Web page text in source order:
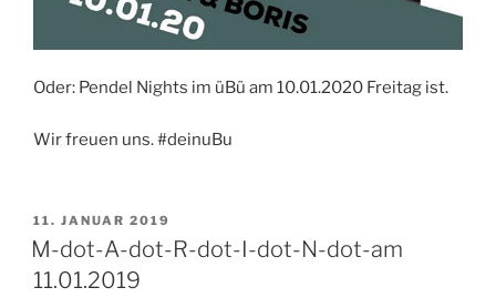
Oder: Pendel Nights im üBü am 10.01.2020 Freitag ist.
Wir freuen uns. #deinuBu
VERÖFFENTLICHT
AM
11. JANUAR 2019
M-dot-A-dot-R-dot-I-dot-N-dot-am
11.01.2019